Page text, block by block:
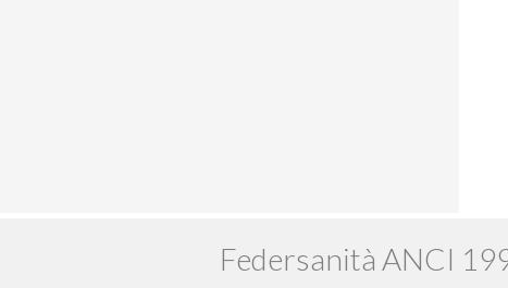
Federsanità ANCI